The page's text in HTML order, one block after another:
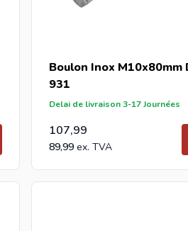
Boulon Inox M10x80mm
931
Delai de livraison 3-17 Journées
107,99
89,99